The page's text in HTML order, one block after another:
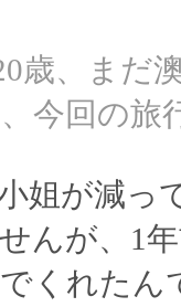
歳、まだ
今回の旅
姐が減っ
んが、1
くれた